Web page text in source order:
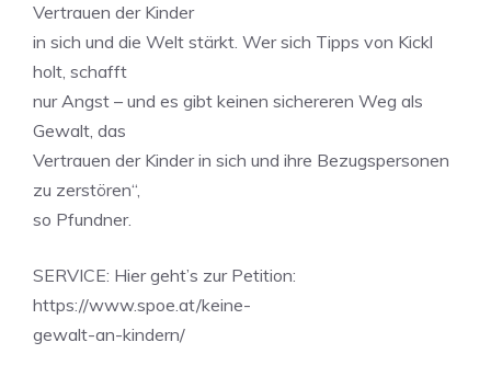
Vertrauen der Kinder
in sich und die Welt stärkt. Wer sich Tipps von Kickl
holt, schafft
nur Angst – und es gibt keinen sichereren Weg als
Gewalt, das
Vertrauen der Kinder in sich und ihre Bezugspersonen
zu zerstören“,
so Pfundner.
SERVICE: Hier geht’s zur Petition:
https://www.spoe.at/keine-
gewalt-an-kindern/